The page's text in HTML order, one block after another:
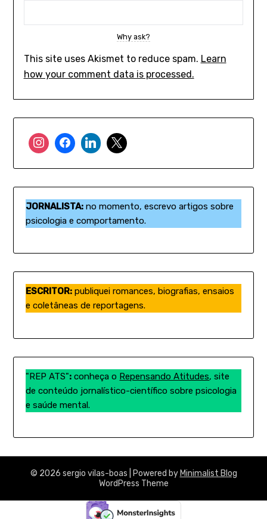
Why ask?
This site uses Akismet to reduce spam. Learn
how your comment data is processed.
JORNALISTA: no momento, escrevo artigos sobre
psicologia e comportamento.
ESCRITOR: publiquei romances, biografias, ensaios
e coletâneas de reportagens.
"REP ATS": conheça o Repensando Atitudes, site
de conteúdo jornalístico-científico sobre psicologia
e saúde mental.
© 2026 sergio vilas-boas | Powered by Minimalist Blog
WordPress Theme